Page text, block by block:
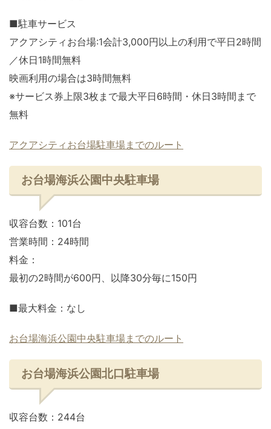
■駐車サービス
アクアシティお台場:1会計3,000円以上の利用で平日2時間
／休日1時間無料
映画利用の場合は3時間無料
※サービス券上限3枚まで最大平日6時間・休日3時間まで
無料
アクアシティお台場駐車場までのルート
お台場海浜公園中央駐車場
収容台数：101台
営業時間：24時間
料金：
最初の2時間が600円、以降30分毎に150円
■最大料金：なし
お台場海浜公園中央駐車場までのルート
お台場海浜公園北口駐車場
収容台数：244台